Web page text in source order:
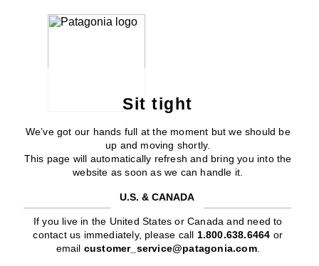
Sit tight
We’ve got our hands full at the moment but we should be
up and moving shortly.
This page will automatically refresh and bring you into the
website as soon as we can handle it.
U.S. & CANADA
If you live in the United States or Canada and need to
contact us immediately, please call 1.800.638.6464 or
email customer_service@patagonia.com.